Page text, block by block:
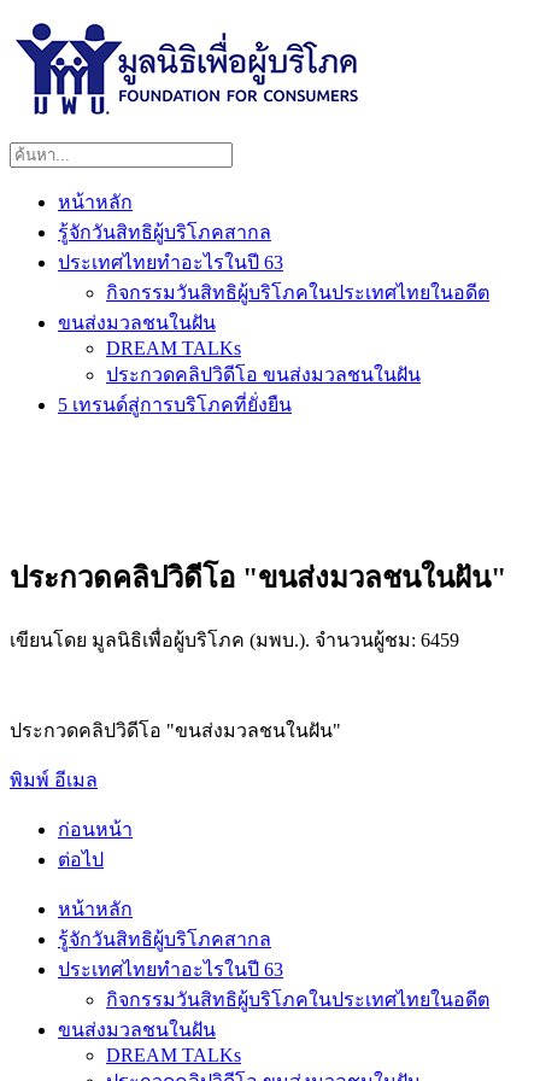
หน้าหลัก
รู้จักวันสิทธิผู้บริโภคสากล
ประเทศไทยทำอะไรในปี 63
กิจกรรมวันสิทธิผู้บริโภคในประเทศไทยในอดีต
ขนส่งมวลชนในฝัน
DREAM TALKs
ประกวดคลิปวิดีโอ ขนส่งมวลชนในฝัน
5 เทรนด์สู่การบริโภคที่ยั่งยืน
ประกวดคลิปวิดีโอ "ขนส่งมวลชนในฝัน"
เขียนโดย มูลนิธิเพื่อผู้บริโภค (มพบ.). จำนวนผู้ชม: 6459
ประกวดคลิปวิดีโอ "ขนส่งมวลชนในฝัน"
พิมพ์ อีเมล
ก่อนหน้า
ต่อไป
หน้าหลัก
รู้จักวันสิทธิผู้บริโภคสากล
ประเทศไทยทำอะไรในปี 63
กิจกรรมวันสิทธิผู้บริโภคในประเทศไทยในอดีต
ขนส่งมวลชนในฝัน
DREAM TALKs